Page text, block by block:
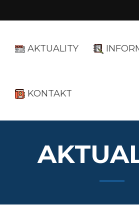
AKTUALITY
KONTAKT